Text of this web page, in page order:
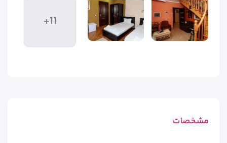
یکی از نکات مثبت این هتل،رفتار صمیمی و مهمان‌نوازانه کارکنان
است که باعث می‌شود مسافران ایرانی احساس راحتی بیشتری در
طول اقامتشان داشته باشند. علاوه بر این، موقعیت مکانی هتل
+11
مشخصات